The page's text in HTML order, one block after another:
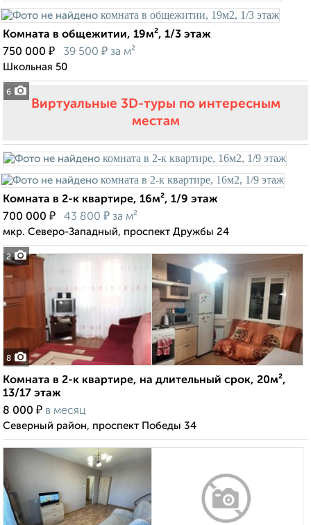
6
Комната в общежитии, 19м², 1/3 этаж
750 000 ₽ 39 500 ₽ за м²
Школьная 50
Виртуальные 3D-туры по интересным
местам
2
Комната в 2-к квартире, 16м², 1/9 этаж
700 000 ₽ 43 800 ₽ за м²
мкр. Северо-Западный, проспект Дружбы 24
8
Комната в 2-к квартире, на длительный срок, 20м²,
13/17 этаж
8 000 ₽ в месяц
Северный район, проспект Победы 34